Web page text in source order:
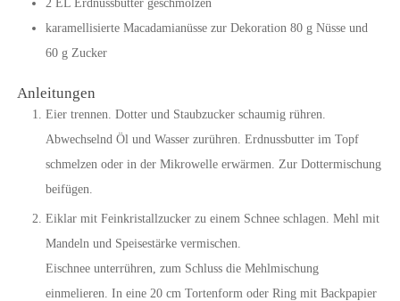
2 EL Erdnussbutter geschmolzen
karamellisierte Macadamianüsse zur Dekoration 80 g Nüsse und
60 g Zucker
Anleitungen
Eier trennen. Dotter und Staubzucker schaumig rühren.
Abwechselnd Öl und Wasser zurühren. Erdnussbutter im Topf
schmelzen oder in der Mikrowelle erwärmen. Zur Dottermischung
beifügen.
Eiklar mit Feinkristallzucker zu einem Schnee schlagen. Mehl mit
Mandeln und Speisestärke vermischen.
Eischnee unterrühren, zum Schluss die Mehlmischung
einmelieren. In eine 20 cm Tortenform oder Ring mit Backpapier